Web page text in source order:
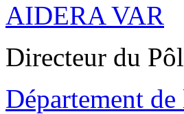
AIDERA VAR
Directeur du
Département